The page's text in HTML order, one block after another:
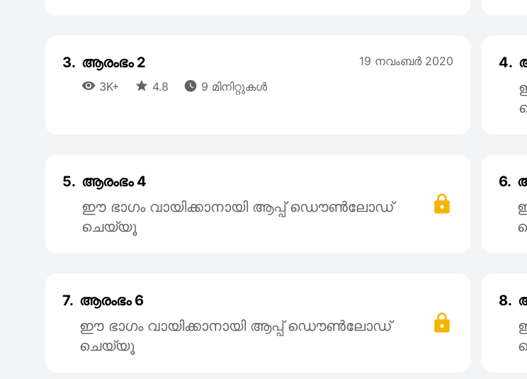
3. ആരംഭം 2
 3K+  4.8  9 മിനിറ്റുകൾ
19 നവംബര്‍ 2020 4.
5. ആരംഭം 4
ഈ ഭാഗം വായിക്കാനായി ആപ്പ് ഡൌൺലോഡ്
ചെയ്യൂ
6.
7. ആരംഭം 6
ഈ ഭാഗം വായിക്കാനായി ആപ്പ് ഡൌൺലോഡ്
ചെയ്യൂ
8.